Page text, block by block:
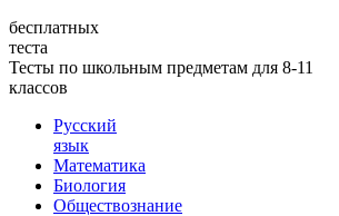
бесплатных
теста
Тесты по школьным предметам для 8-11
классов
Русский
язык
Математика
Биология
Обществознание